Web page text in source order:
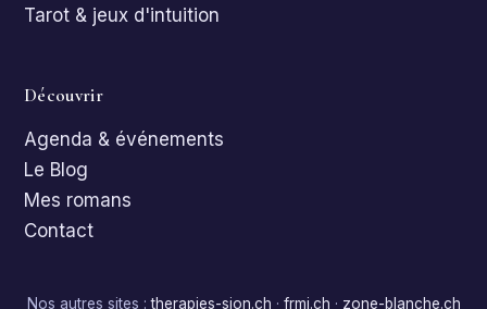
Tarot & jeux d'intuition
Découvrir
Agenda & événements
Le Blog
Mes romans
Contact
Nos autres sites :therapies-sion.ch · frmi.ch · zone-blanche.ch